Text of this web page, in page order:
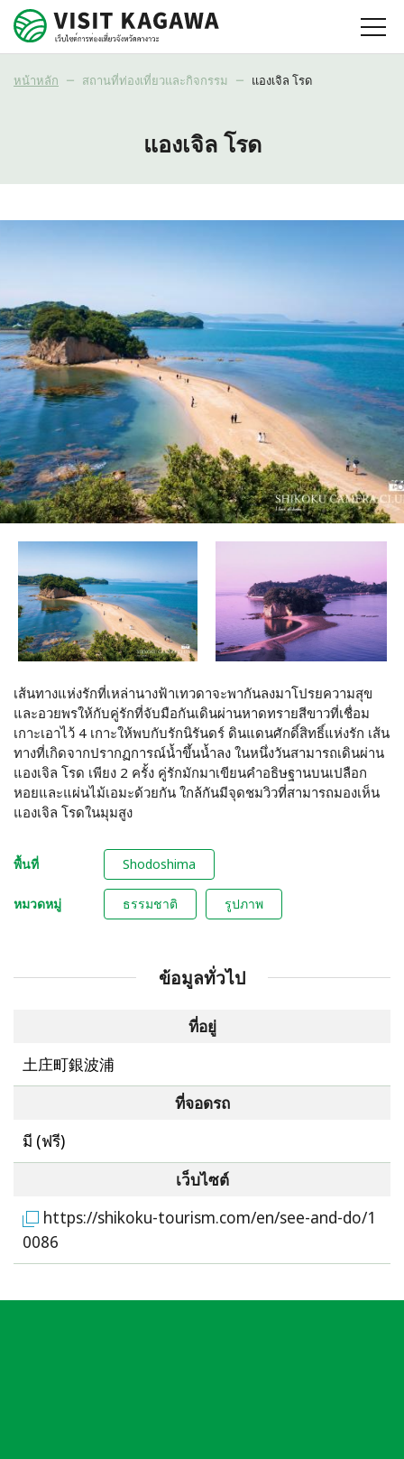
หน้าหลัก สถานที่ท่องเที่ยวและกิจกรรม แองเจิล โรด
แองเจิล โรด
เส้นทางแห่งรักที่เหล่านางฟ้าเทวดาจะพากันลงมาโปรยความสุข
และอวยพรให้กับคู่รักที่จับมือกันเดินผ่านหาดทรายสีขาวที่เชื่อม
เกาะเอาไว้ 4 เกาะให้พบกับรักนิรันดร์ ดินแดนศักดิ์สิทธิ์แห่งรัก เส้น
ทางที่เกิดจากปรากฏการณ์น้ำขึ้นน้ำลง ในหนึ่งวันสามารถเดินผ่าน
แองเจิล โรด เพียง 2 ครั้ง คู่รักมักมาเขียนคำอธิษฐานบนเปลือก
หอยและแผ่นไม้เอมะด้วยกัน ใกล้กันมีจุดชมวิวที่สามารถมองเห็น
แองเจิล โรดในมุมสูง
พื้นที่ Shodoshima
หมวดหมู่ ธรรมชาติ รูปภาพ
ข้อมูลทั่วไป
ที่อยู่
土庄町銀波浦
ที่จอดรถ
มี (ฟรี)
เว็บไซต์
https://shikoku-tourism.com/en/see-and-do/1
0086